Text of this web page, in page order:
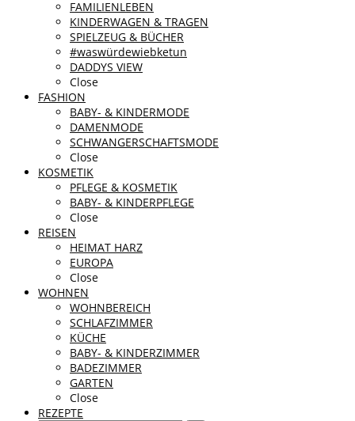
FAMILIENLEBEN
KINDERWAGEN & TRAGEN
SPIELZEUG & BÜCHER
#waswürdewiebketun
DADDYS VIEW
Close
FASHION
BABY- & KINDERMODE
DAMENMODE
SCHWANGERSCHAFTSMODE
Close
KOSMETIK
PFLEGE & KOSMETIK
BABY- & KINDERPFLEGE
Close
REISEN
HEIMAT HARZ
EUROPA
Close
WOHNEN
WOHNBEREICH
SCHLAFZIMMER
KÜCHE
BABY- & KINDERZIMMER
BADEZIMMER
GARTEN
Close
REZEPTE